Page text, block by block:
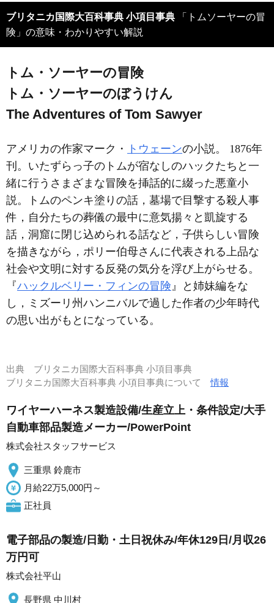
ブリタニカ国際大百科事典 小項目事典 「トムソーヤーの冒
険」の意味・わかりやすい解説
トム・ソーヤーの冒険
トム・ソーヤーのぼうけん
The Adventures of Tom Sawyer
アメリカの作家マーク・ トウェーンの小説。 1876年
刊。いたずらっ子のトムが宿なしのハックたちと一
緒に行うさまざまな冒険を挿話的に綴った悪童小
説。トムのペンキ塗りの話，墓場で目撃する殺人事
件，自分たちの葬儀の最中に意気揚々と凱旋する
話，洞窟に閉じ込められる話など，子供らしい冒険
を描きながら，ポリー伯母さんに代表される上品な
社会や文明に対する反発の気分を浮び上がらせる。
『ハックルベリー・フィンの冒険』と姉妹編をな
し，ミズーリ州ハンニバルで過した作者の少年時代
の思い出がもとになっている。
出典 ブリタニカ国際大百科事典 小項目事典
ブリタニカ国際大百科事典 小項目事典について情報
ワイヤーハーネス製造設備/生産立上・条件設定/大手
自動車部品製造メーカー/PowerPoint
株式会社スタッフサービス
三重県 鈴鹿市
月給22万5,000円～
正社員
電子部品の製造/日勤・土日祝休み/年休129日/月収26
万円可
株式会社平山
長野県 中川村